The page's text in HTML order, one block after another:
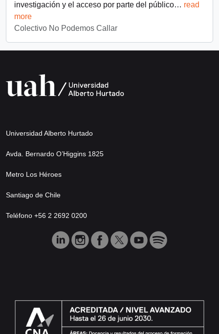
investigación y el acceso por parte del público… read
more
Colectivo No Podemos Callar
Universidad Alberto Hurtado
Avda. Bernardo O’Higgins 1825
Metro Los Héroes
Santiago de Chile
Teléfono +56 2 2692 0200